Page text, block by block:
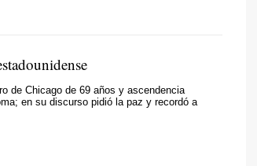
de Chicago de 69 años y ascendencia
en su discurso pidió la paz y recordó a